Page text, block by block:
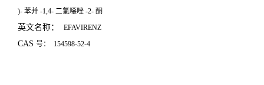
)- 苯并 -1,4- 二氢噁唑 -2- 酮
英文名称： EFAVIRENZ
CAS 号： 154598-52-4